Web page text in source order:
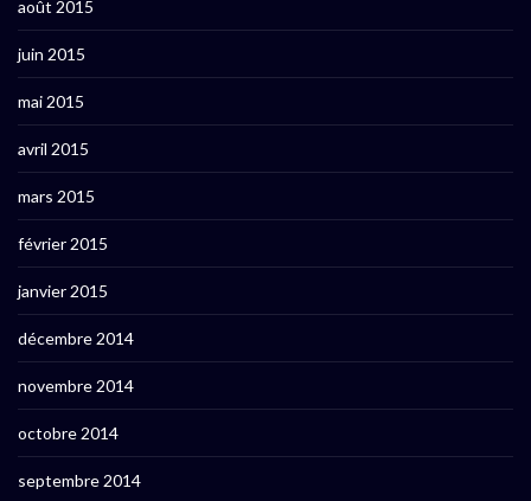
août 2015
juin 2015
mai 2015
avril 2015
mars 2015
février 2015
janvier 2015
décembre 2014
novembre 2014
octobre 2014
septembre 2014